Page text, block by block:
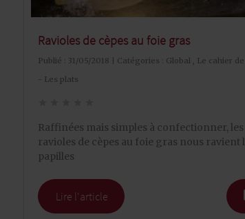
Ravioles de cèpes au foie gras
Publié : 31/05/2018 | Catégories : Global , Le cahier
- Les plats
Raffinées mais simples à confectionner, les
ravioles de cèpes au foie gras nous ravient
papilles
Lire l'article